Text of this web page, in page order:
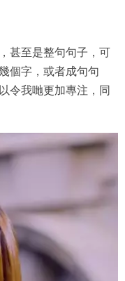
甚至是整句句子，可
個字，或者成句句
令我哋更加專注，同